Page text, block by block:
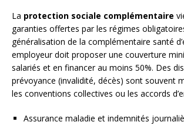
La protection sociale complémentaire
garanties offertes par les régimes
généralisation de la complémentaire santé
employeur doit proposer une couverture
salariés et en financer au moins 50%. Des
prévoyance (invalidité, décès) sont souvent
les conventions collectives ou les accords
Assurance maladie et indemnités